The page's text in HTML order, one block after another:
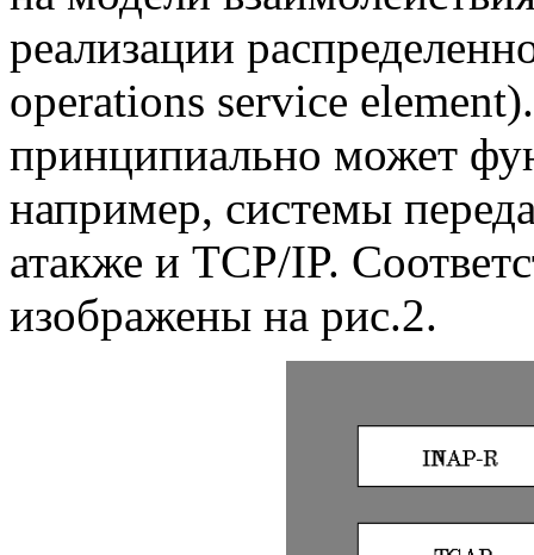
реализации
operations service
принципиально может
например, системы
атакже и TCP/IP.
изображены на рис.2.